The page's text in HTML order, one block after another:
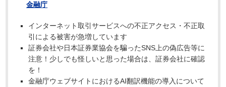
金融庁
インターネット取引サービスへの不正アクセス・不正取
引による被害が急増しています
証券会社や日本証券業協会を騙ったSNS上の偽広告等に
注意！少しでも怪しいと思った場合は、証券会社に確認
を！
金融庁ウェブサイトにおけるAI翻訳機能の導入について